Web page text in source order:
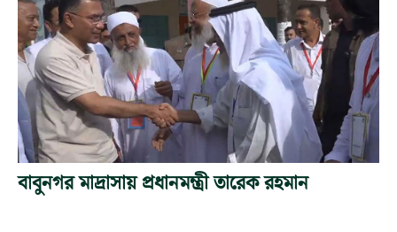
বাবুনগর মাদ্রাসায় প্রধানমন্ত্রী তারেক রহমান